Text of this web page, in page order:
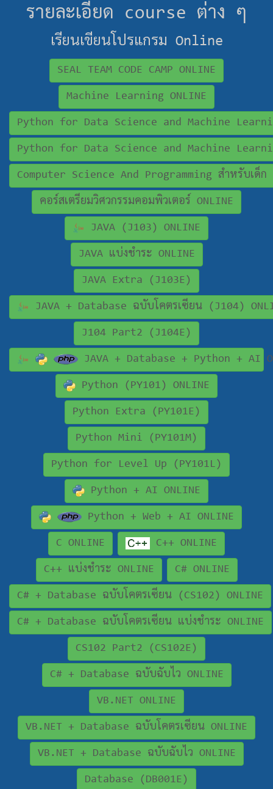
รายละเอียด course ต่าง ๆ
เรียนเขียนโปรแกรม Online
SEAL TEAM CODE CAMP ONLINE
Machine Learning ONLINE
Python for Data Science and Machine
Python for Data Science and Machine
Computer Science And Programming สำหรับเด็ก
คอร์สเตรียมวิศวกรรมคอมพิวเตอร์ ONLINE
JAVA (J103) ONLINE
JAVA แบ่งชำระ ONLINE
JAVA Extra (J103E)
JAVA + Database ฉบับโคตรเซียน (J104)
J104 Part2 (J104E)
JAVA + Database + Python + AI
Python (PY101) ONLINE
Python Extra (PY101E)
Python Mini (PY101M)
Python for Level Up (PY101L)
Python + AI ONLINE
Python + Web + AI ONLINE
C ONLINE C++ ONLINE
C++ แบ่งชำระ ONLINE C# ONLINE
C# + Database ฉบับโคตรเซียน (CS102) ONLINE
C# + Database ฉบับโคตรเซียน แบ่งชำระ ONLINE
CS102 Part2 (CS102E)
C# + Database ฉบับฉับไว ONLINE
VB.NET ONLINE
VB.NET + Database ฉบับโคตรเซียน ONLINE
VB.NET + Database ฉบับฉับไว ONLINE
Database (DB001E)